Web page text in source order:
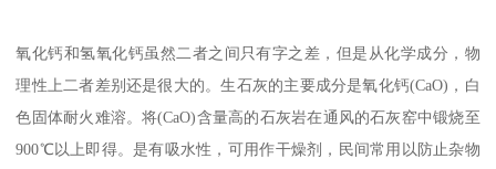
氧化钙和氢氧化钙虽然二者之间只有字之差，但是从化学成分，物
理性上二者差别还是很大的。生石灰的主要成分是氧化钙(CaO)，白
色固体耐火难溶。将(CaO)含量高的石灰岩在通风的石灰窑中锻烧至
900℃以上即得。是有吸水性，可用作干燥剂，民间常用以防止杂物